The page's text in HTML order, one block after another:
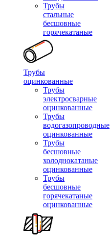
Трубы
стальные
бесшовные
горячекатаные
Трубы
оцинкованные
Трубы
электросварные
оцинкованные
Трубы
водогазопроводные
оцинкованные
Трубы
бесшовные
холоднокатаные
оцинкованные
Трубы
бесшовные
горячекатаные
оцинкованные